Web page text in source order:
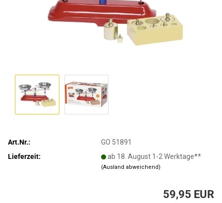
Art.Nr.:
GO 51891
Lieferzeit:
ab 18. August 1-2 Werktage**
(Ausland abweichend)
59,95 EUR